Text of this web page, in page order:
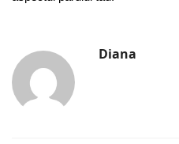
Diana